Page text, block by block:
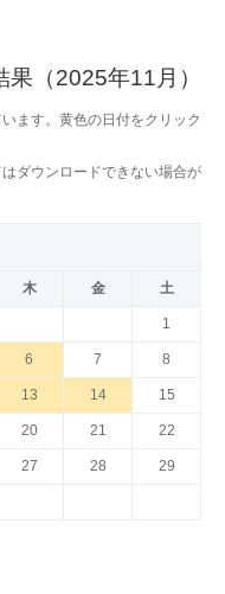
（2025年11月）
ます。黄色の日付をクリック
ダウンロードできない場合が
木 金 土
1
6 7 8
13 14 15
20 21 22
27 28 29